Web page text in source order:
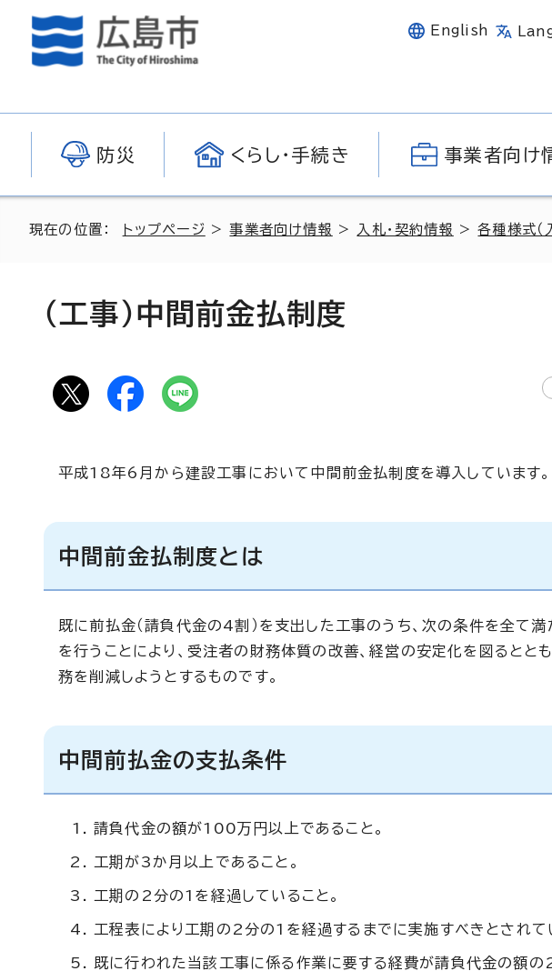
English
防災 くらし・手続き 事業者向け
現在の位置： トップページ >事業者向け情報 > 入札・契約情報 >各種様式（
（工事）中間前金払制度
平成18年6月から建設工事において中間前金払制度を導入しています。
中間前金払制度とは
既に前払金（請負代金の4割）を支出した工事のうち、次の条件を全て
を行うことにより、受注者の財務体質の改善、経営の安定化を図ると
務を削減しようとするものです。
中間前払金の支払条件
請負代金の額が100万円以上であること。
工期が3か月以上であること。
工期の2分の1を経過していること。
工程表により工期の2分の1を経過するまでに実施すべきとされて
既に行われた当該工事に係る作業に要する経費が請負代金の額の